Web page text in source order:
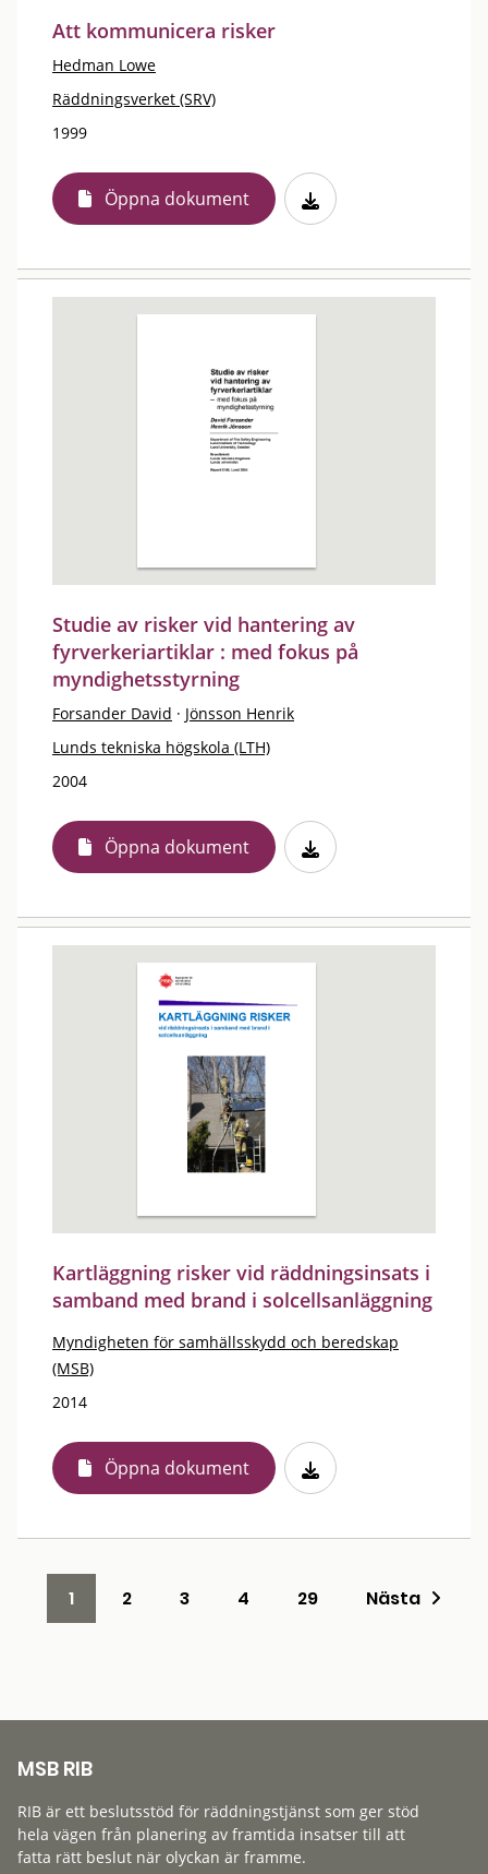
Att kommunicera risker
Hedman Lowe
Räddningsverket (SRV)
1999
Öppna dokument
Studie av risker vid hantering av
fyrverkeriartiklar : med fokus på
myndighetsstyrning
Forsander David · Jönsson Henrik
Lunds tekniska högskola (LTH)
2004
Öppna dokument
Kartläggning risker vid räddningsinsats i
samband med brand i solcellsanläggning
Myndigheten för samhällsskydd och beredskap
(MSB)
2014
Öppna dokument
1 2 3 4 29 Nästa
MSB RIB
RIB är ett beslutsstöd för räddningstjänst som ger stöd
hela vägen från planering av framtida insatser till att
fatta rätt beslut när olyckan är framme.